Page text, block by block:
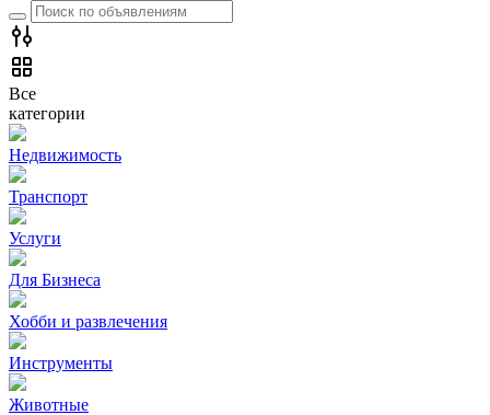
Все
категории
Недвижимость
Транспорт
Услуги
Для Бизнеса
Хобби и развлечения
Инструменты
Животные